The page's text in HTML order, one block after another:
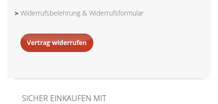
> Widerrufsbelehrung & Widerrufsformular
SICHER EINKAUFEN MIT